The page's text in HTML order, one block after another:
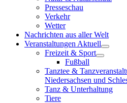
Presseschau
Verkehr
Wetter
Nachrichten aus aller Welt
Veranstaltungen Aktuell
Freizeit & Sport
Fußball
Tanztee &
Niedersachsen und
Tanz & Unterhaltung
Tiere